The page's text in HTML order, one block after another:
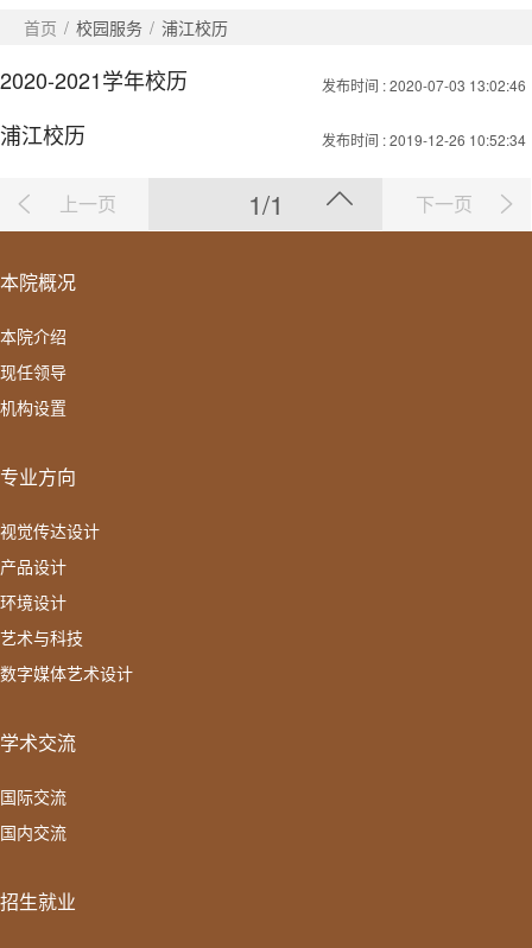
首页 / 校园服务 / 浦江校历
2020-2021学年校历 发布时间 : 2020-07-03 13:02:46
浦江校历 发布时间 : 2019-12-26 10:52:34
上一页 1/1 下一页
本院概况
本院介绍
现任领导
机构设置
专业方向
视觉传达设计
产品设计
环境设计
艺术与科技
数字媒体艺术设计
学术交流
国际交流
国内交流
招生就业